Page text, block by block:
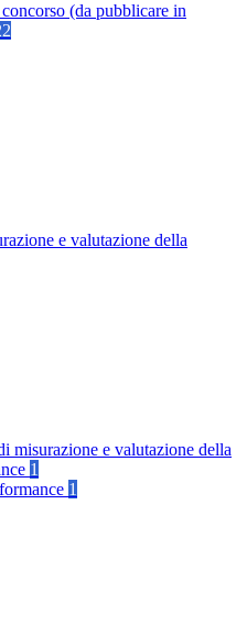
(da pubblicare in
e valutazione della
misurazione e valutazione della
1
1